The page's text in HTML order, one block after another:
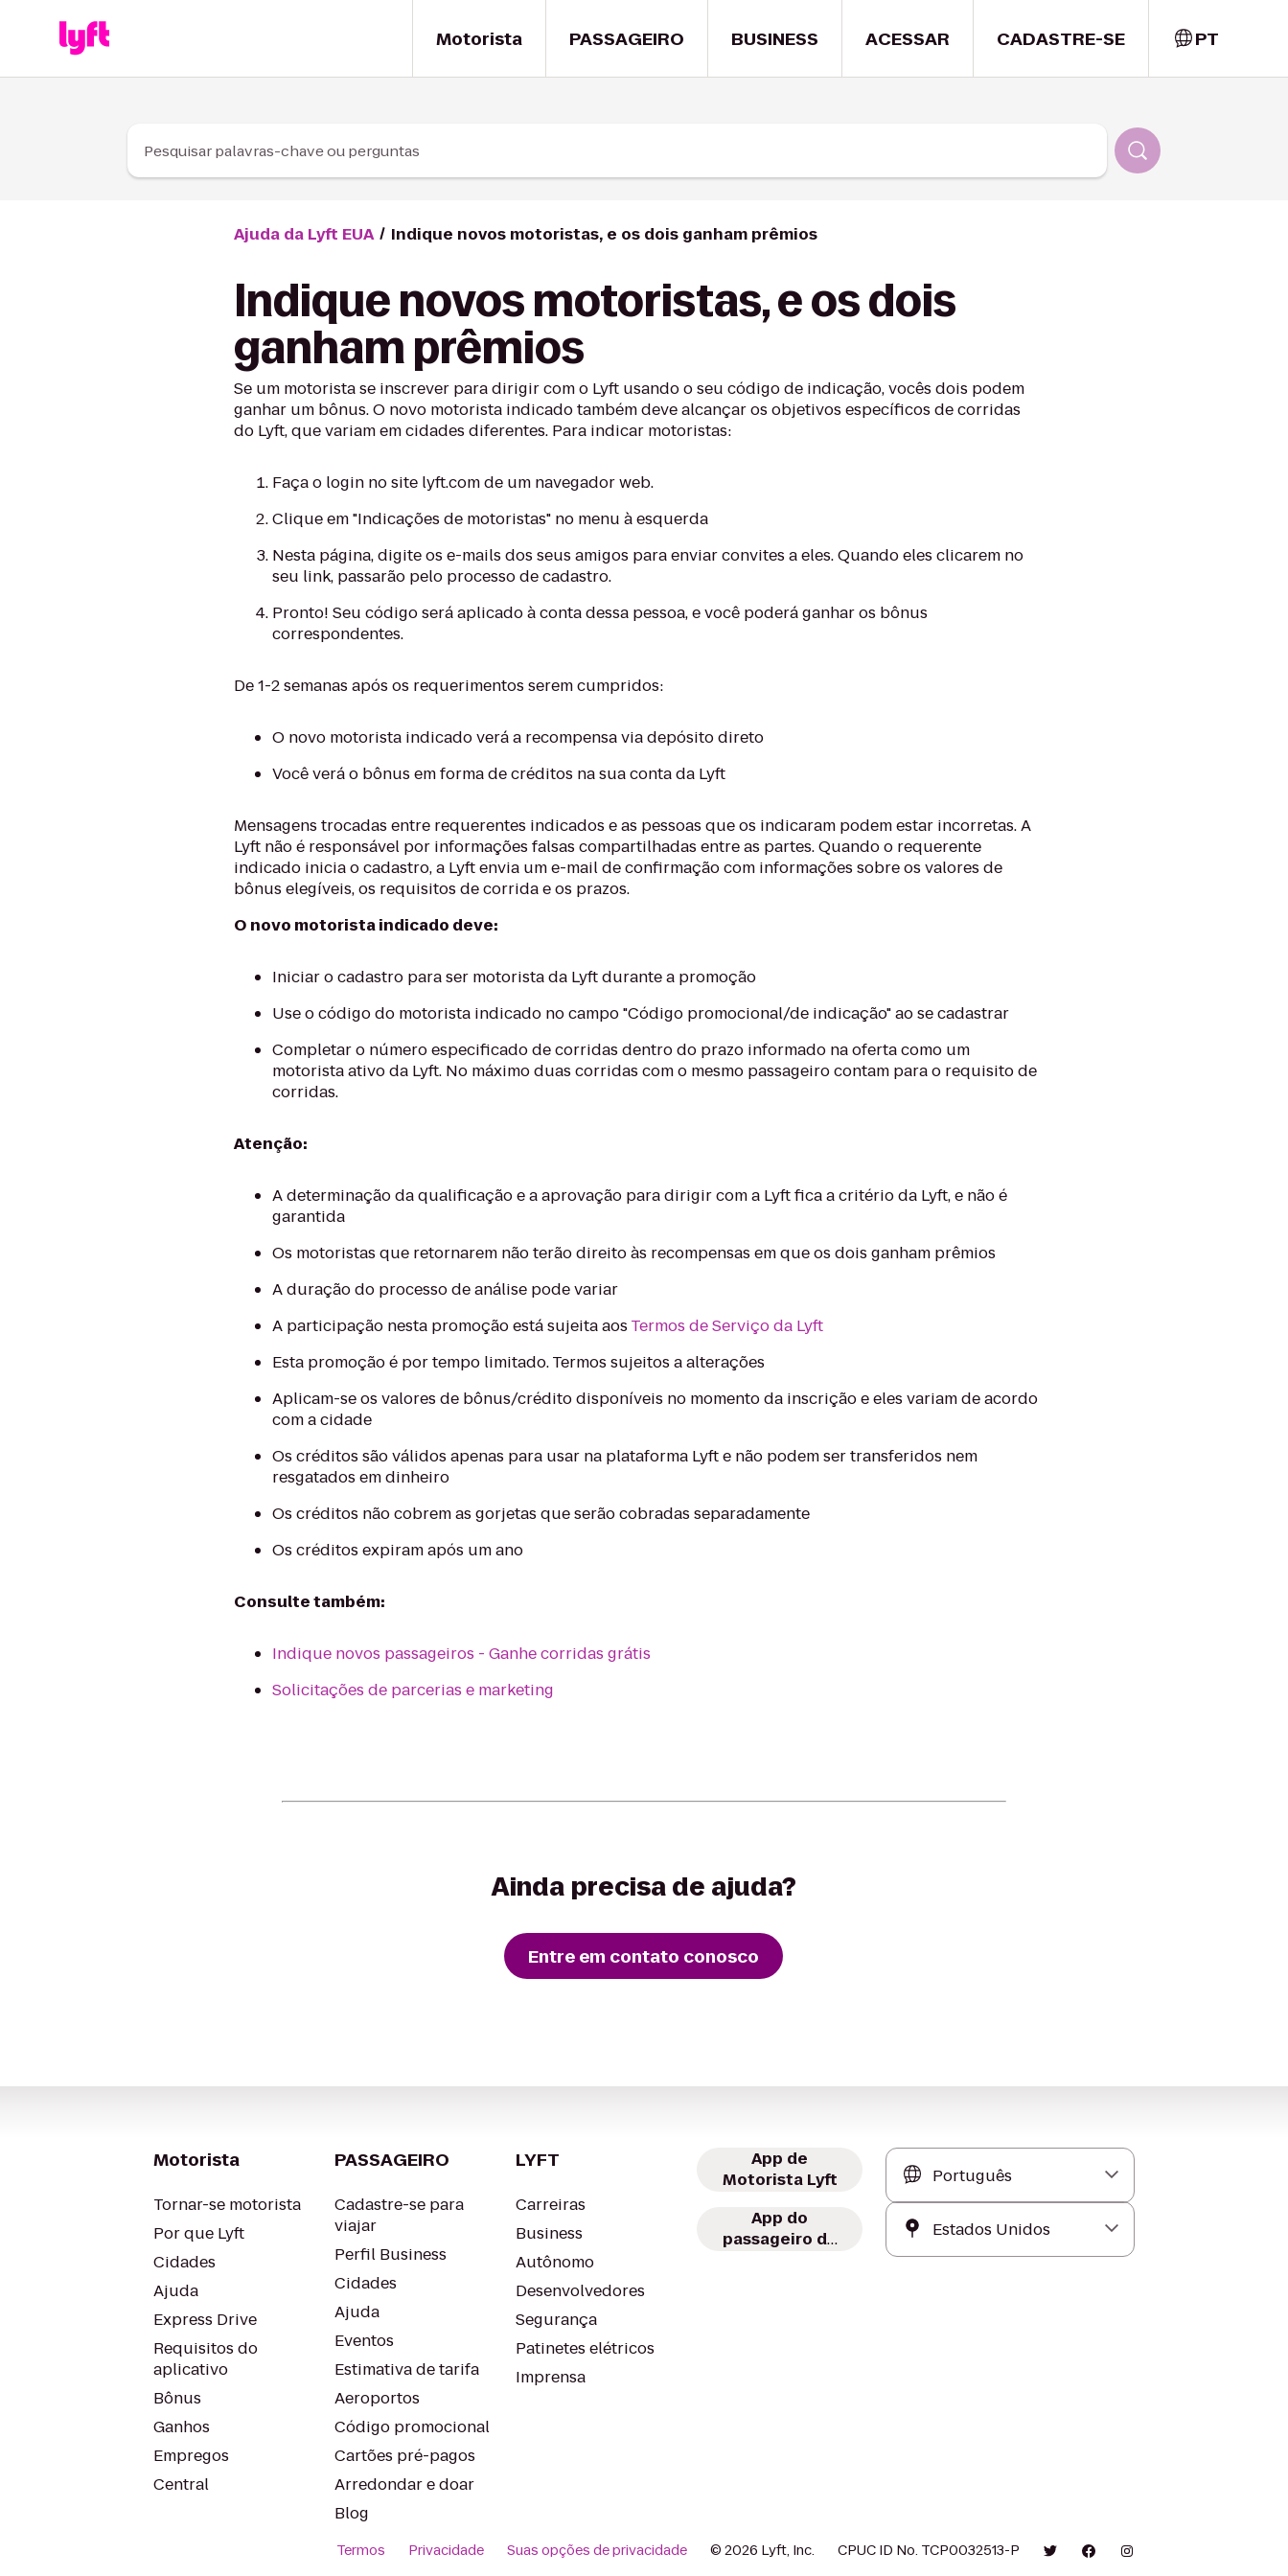
Motorista PASSAGEIRO BUSINESS ACESSAR CADASTRE-SE PT
Pesquisar palavras-chave ou perguntas
Ajuda da Lyft EUA Indique novos motoristas, e os dois ganham prêmios
Indique novos motoristas, e os dois
ganham prêmios
Se um motorista se inscrever para dirigir com o Lyft usando o seu código de indicação, vocês dois podem
ganhar um bônus. O novo motorista indicado também deve alcançar os objetivos específicos de corridas
do Lyft, que variam em cidades diferentes. Para indicar motoristas:
Faça o login no site lyft.com de um navegador web.
Clique em "Indicações de motoristas" no menu à esquerda
Nesta página, digite os e-mails dos seus amigos para enviar convites a eles. Quando eles clicarem no
seu link, passarão pelo processo de cadastro.
Pronto! Seu código será aplicado à conta dessa pessoa, e você poderá ganhar os bônus
correspondentes.
De 1-2 semanas após os requerimentos serem cumpridos:
O novo motorista indicado verá a recompensa via depósito direto
Você verá o bônus em forma de créditos na sua conta da Lyft
Mensagens trocadas entre requerentes indicados e as pessoas que os indicaram podem estar incorretas. A
Lyft não é responsável por informações falsas compartilhadas entre as partes. Quando o requerente
indicado inicia o cadastro, a Lyft envia um e-mail de confirmação com informações sobre os valores de
bônus elegíveis, os requisitos de corrida e os prazos.
O novo motorista indicado deve:
Iniciar o cadastro para ser motorista da Lyft durante a promoção
Use o código do motorista indicado no campo "Código promocional/de indicação" ao se cadastrar
Completar o número especificado de corridas dentro do prazo informado na oferta como um
motorista ativo da Lyft. No máximo duas corridas com o mesmo passageiro contam para o requisito de
corridas.
Atenção:
A determinação da qualificação e a aprovação para dirigir com a Lyft fica a critério da Lyft, e não é
garantida
Os motoristas que retornarem não terão direito às recompensas em que os dois ganham prêmios
A duração do processo de análise pode variar
A participação nesta promoção está sujeita aosTermos de Serviço da Lyft
Esta promoção é por tempo limitado. Termos sujeitos a alterações
Aplicam-se os valores de bônus/crédito disponíveis no momento da inscrição e eles variam de acordo
com a cidade
Os créditos são válidos apenas para usar na plataforma Lyft e não podem ser transferidos nem
resgatados em dinheiro
Os créditos não cobrem as gorjetas que serão cobradas separadamente
Os créditos expiram após um ano
Consulte também:
Indique novos passageiros - Ganhe corridas grátis
Solicitações de parcerias e marketing
Ainda precisa de ajuda?
Entre em contato conosco
Motorista
Tornar-se motorista
Por que Lyft
Cidades
Ajuda
Express Drive
Requisitos do
aplicativo
Bônus
Ganhos
Empregos
Central
PASSAGEIRO
Cadastre-se para
viajar
Perfil Business
Cidades
Ajuda
Eventos
Estimativa de tarifa
Aeroportos
Código promocional
Cartões pré-pagos
Arredondar e doar
Blog
LYFT
Carreiras
Business
Autônomo
Desenvolvedores
Segurança
Patinetes elétricos
Imprensa
App de
Motorista Lyft
App do
passageiro da
Termos Privacidade Suas opções de privacidade © 2026 Lyft, Inc. CPUC ID No. TCP0032513-P